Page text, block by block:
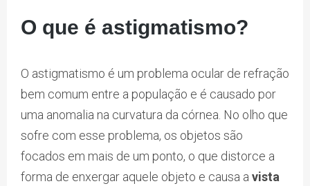
O que é astigmatismo?
O astigmatismo é um problema ocular de refração
bem comum entre a população e é causado por
uma anomalia na curvatura da córnea. No olho que
sofre com esse problema, os objetos são
focados em mais de um ponto, o que distorce a
forma de enxergar aquele objeto e causa a vista